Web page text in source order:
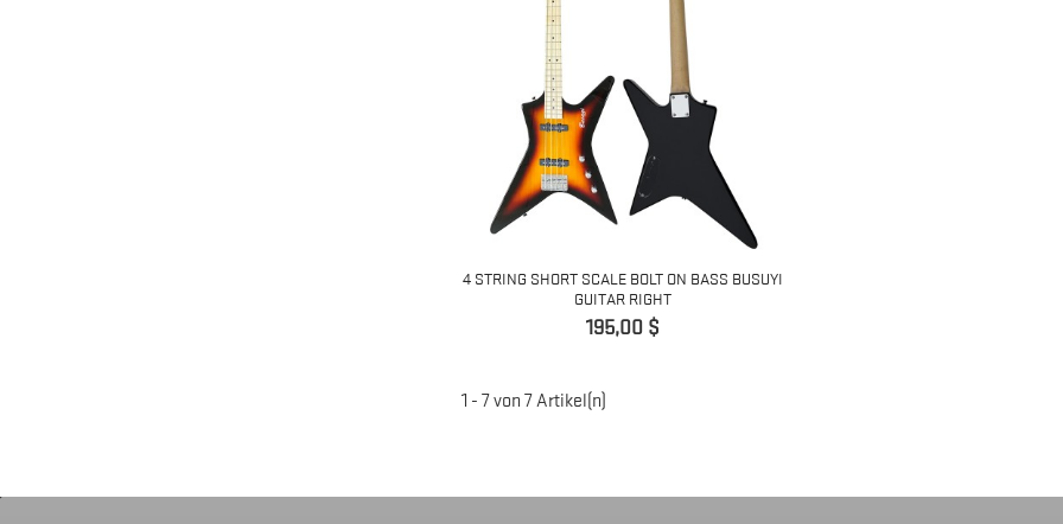
4 STRING SHORT SCALE BOLT ON BASS BUSUYI
GUITAR RIGHT
Preis
195,00 $
1 - 7 von 7 Artikel(n)